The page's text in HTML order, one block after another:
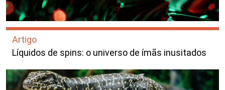
Artigo
Líquidos de spins: o universo de ímãs inusitados